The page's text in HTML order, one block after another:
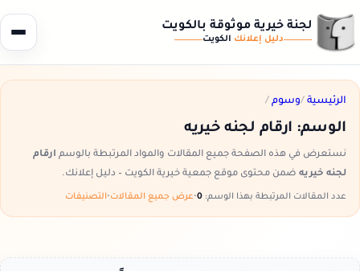
لجنة خيرية موثوقة بالكويت
دليل إعلانك الكويت
الرئيسية /وسوم /
الوسم: ارقام لجنه خيريه
نستعرض في هذه الصفحة جميع المقالات والمواد المرتبطة بالوسم ارقام
لجنه خيريه ضمن محتوى موقع جمعية خيرية الكويت – دليل إعلانك.
عدد المقالات المرتبطة بهذا الوسم: •عرض جميع المقالات•التصنيفات